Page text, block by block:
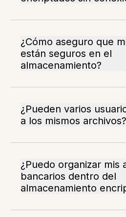
¿Cómo aseguro que
están seguros en el
almacenamiento?
¿Pueden varios
a los mismos archivos?
¿Puedo organizar mis
bancarios dentro del
almacenamiento